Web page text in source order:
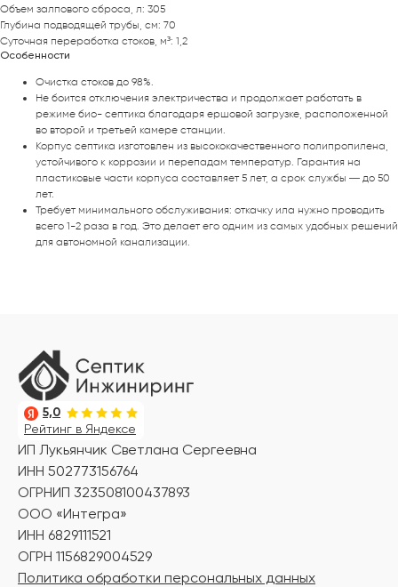
Объем залпового сброса, л: 305
Глубина подводящей трубы, см: 70
Суточная переработка стоков, м³: 1,2
Особенности
Очистка стоков до 98%.
Не боится отключения электричества и продолжает работать в
режиме био- септика благодаря ершовой загрузке, расположенной
во второй и третьей камере станции.
Корпус септика изготовлен из высококачественного полипропилена,
устойчивого к коррозии и перепадам температур. Гарантия на
пластиковые части корпуса составляет 5 лет, а срок службы — до 50
лет.
Требует минимального обслуживания: откачку ила нужно проводить
всего 1-2 раза в год. Это делает его одним из самых удобных решений
для автономной канализации.
Рейтинг в Яндексе
5,0
ИП Лукьянчик Светлана Сергеевна
ИНН 502773156764
ОГРНИП 323508100437893
ООО «Интегра»
ИНН 6829111521
ОГРН 1156829004529
Политика обработки персональных данных